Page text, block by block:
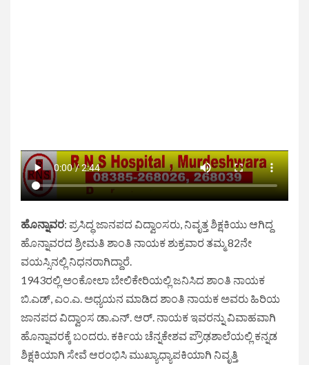
ಹೊನ್ನಾವರ: ಪ್ರಸಿದ್ಧ ಜಾನಪದ ವಿದ್ವಾಂಸರು, ನಿವೃತ್ತ ಶಿಕ್ಷಕಿಯು ಆಗಿದ್ದ
ಹೊನ್ನಾವರದ ಶ್ರೀಮತಿ ಶಾಂತಿ ನಾಯಕ ಶುಕ್ರವಾರ ತಮ್ಮ 82ನೇ
ವಯಸ್ಸಿನಲ್ಲಿ ನಿಧನರಾಗಿದ್ದಾರೆ.
1943ರಲ್ಲಿ ಅಂಕೋಲಾ ಬೇಲಿಕೇರಿಯಲ್ಲಿ ಜನಿಸಿದ ಶಾಂತಿ ನಾಯಕ
ಬಿ.ಎಡ್, ಎಂ.ಎ. ಅಧ್ಯಯನ ಮಾಡಿದ ಶಾಂತಿ ನಾಯಕ ಅವರು ಹಿರಿಯ
ಜಾನಪದ ವಿದ್ವಾಂಸ ಡಾ.ಎನ್. ಆರ್. ನಾಯಕ ಇವರನ್ನು ವಿವಾಹವಾಗಿ
ಹೊನ್ನಾವರಕ್ಕೆ ಬಂದರು. ಕರ್ಕಿಯ ಚೆನ್ನಕೇಶವ ಪ್ರೌಢಶಾಲೆಯಲ್ಲಿ ಕನ್ನಡ
ಶಿಕ್ಷಕಿಯಾಗಿ ಸೇವೆ ಆರಂಭಿಸಿ ಮುಖ್ಯಾಧ್ಯಾಪಕಿಯಾಗಿ ನಿವೃತ್ತಿ